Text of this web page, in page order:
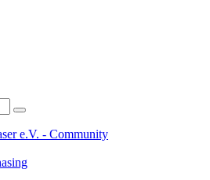
e.V. - Community